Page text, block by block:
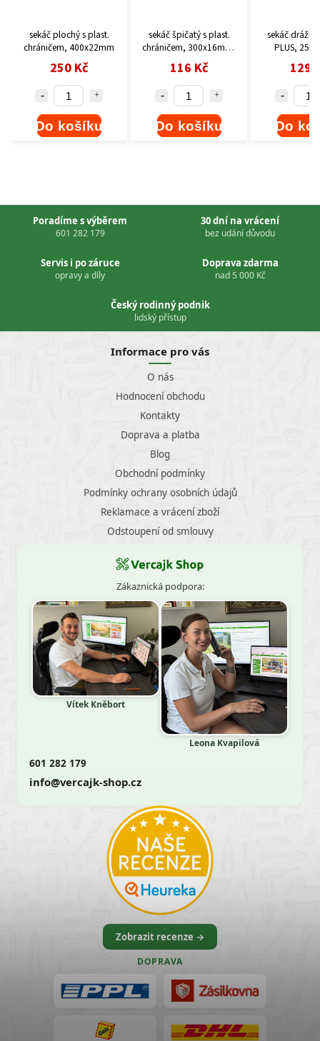
sekáč plochý s plast.
chráničem, 400x22mm
250 Kč
Do košíku
sekáč špičatý s plast.
chráničem, 300x16mm,
špice
116 Kč
Do košíku
sekáč
PLUS,
129
Do
Poradíme s výběrem
601 282 179
30 dní na vrácení
bez udání důvodu
Servis i po záruce
opravy a díly
Doprava zdarma
nad 5 000 Kč
Český rodinný podnik
lidský přístup
Informace pro vás
O nás
Hodnocení obchodu
Kontakty
Doprava a platba
Blog
Obchodní podmínky
Podmínky ochrany osobních údajů
Reklamace a vrácení zboží
Odstoupení od smlouvy
Zákaznická podpora:
Vítek Kněbort
Leona Kvapilová
601 282 179
info@vercajk-shop.cz
Zobrazit recenze →
DOPRAVA